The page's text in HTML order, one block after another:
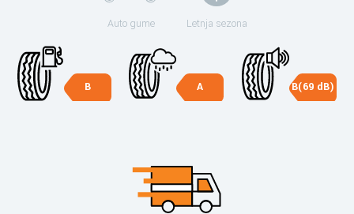
Auto gume Letnja sezona
B A B(69 dB)